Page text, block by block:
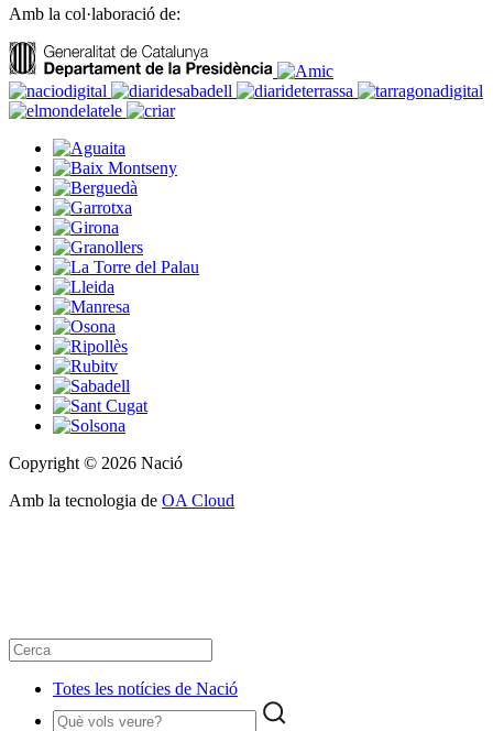
Amb la col·laboració de:
Copyright © 2026 Nació
Amb la tecnologia de OA Cloud
Totes les notícies de Nació